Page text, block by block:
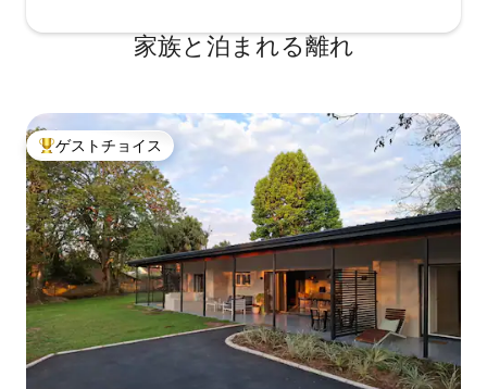
家族と泊まれる離れ
大好評のゲストチョイスです。
ゲストチョイス